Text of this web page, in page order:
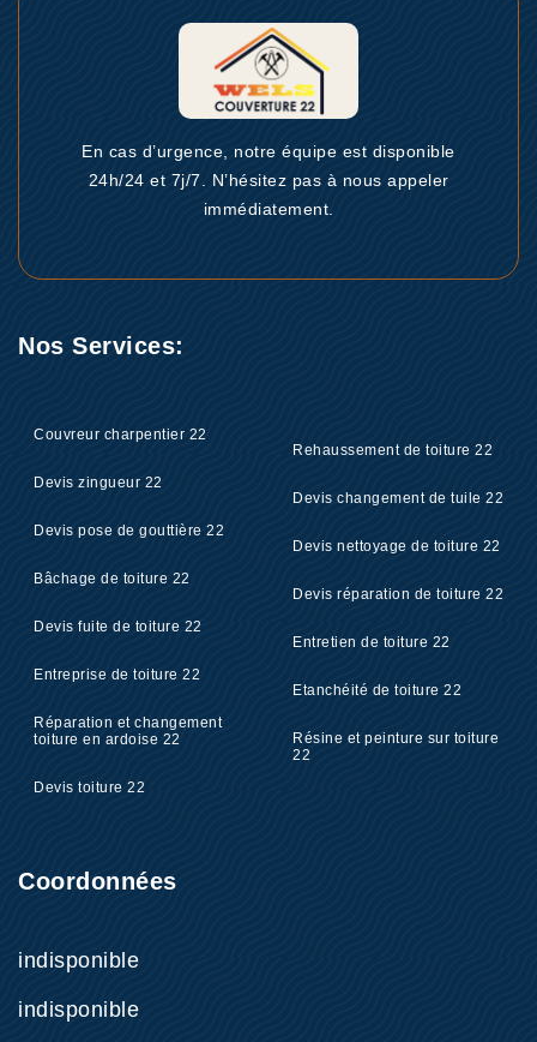
En cas d’urgence, notre équipe est disponible
24h/24 et 7j/7. N’hésitez pas à nous appeler
immédiatement.
Nos Services:
Couvreur charpentier 22
Devis zingueur 22
Devis pose de gouttière 22
Bâchage de toiture 22
Devis fuite de toiture 22
Entreprise de toiture 22
Réparation et changement
toiture en ardoise 22
Devis toiture 22
Rehaussement de toiture 22
Devis changement de tuile 22
Devis nettoyage de toiture 22
Devis réparation de toiture 22
Entretien de toiture 22
Etanchéité de toiture 22
Résine et peinture sur toiture
22
Coordonnées
indisponible
indisponible